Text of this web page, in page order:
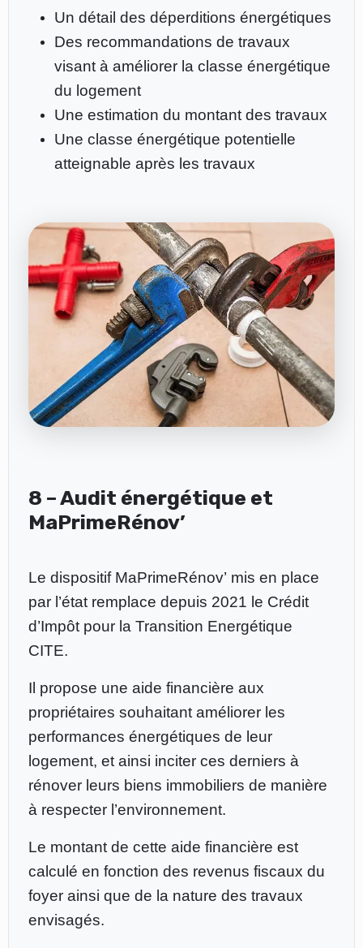
Un détail des déperditions énergétiques
Des recommandations de travaux
visant à améliorer la classe énergétique
du logement
Une estimation du montant des travaux
Une classe énergétique potentielle
atteignable après les travaux
8 – Audit énergétique et
MaPrimeRénov’
Le dispositif MaPrimeRénov’ mis en place
par l’état remplace depuis 2021 le Crédit
d’Impôt pour la Transition Energétique
CITE.
Il propose une aide financière aux
propriétaires souhaitant améliorer les
performances énergétiques de leur
logement, et ainsi inciter ces derniers à
rénover leurs biens immobiliers de manière
à respecter l’environnement.
Le montant de cette aide financière est
calculé en fonction des revenus fiscaux du
foyer ainsi que de la nature des travaux
envisagés.